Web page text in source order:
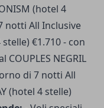
(hotel 4
notti All Inclusive
stelle) €1.710 - con
NEGRIL
di 7 notti All
(hotel 4 stelle)